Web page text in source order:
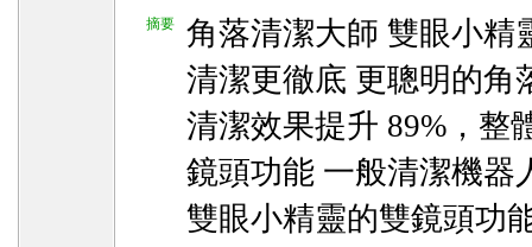
摘要
角落清潔大師 雙眼小精
清潔更徹底 更聰明的角
清潔效果提升 89%，整
鏡頭功能 一般清潔機器
雙眼小精靈的雙鏡頭功